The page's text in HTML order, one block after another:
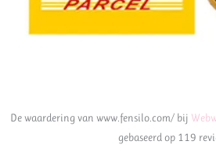
De waardering van www.fensilo.com/ bij
gebaseerd op 119